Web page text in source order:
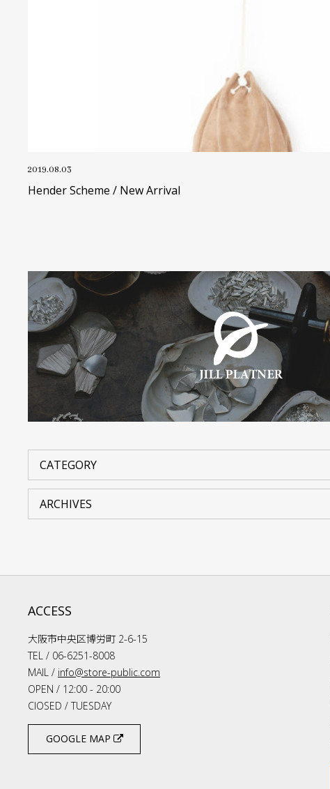
2019.08.03
Hender Scheme / New Arrival
ACCESS
大阪市中央区博労町 2-6-15
TEL / 06-6251-8008
MAIL / info@store-public.com
OPEN / 12:00 - 20:00
ClOSED / TUESDAY
GOOGLE MAP